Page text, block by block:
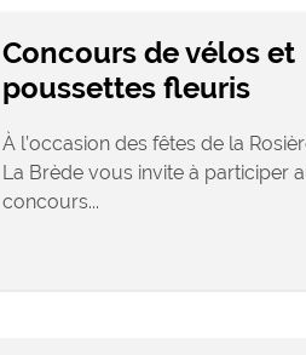
Concours de vélos et
poussettes fleuris
À l’occasion des fêtes de la
La Brède vous invite à participer
concours...